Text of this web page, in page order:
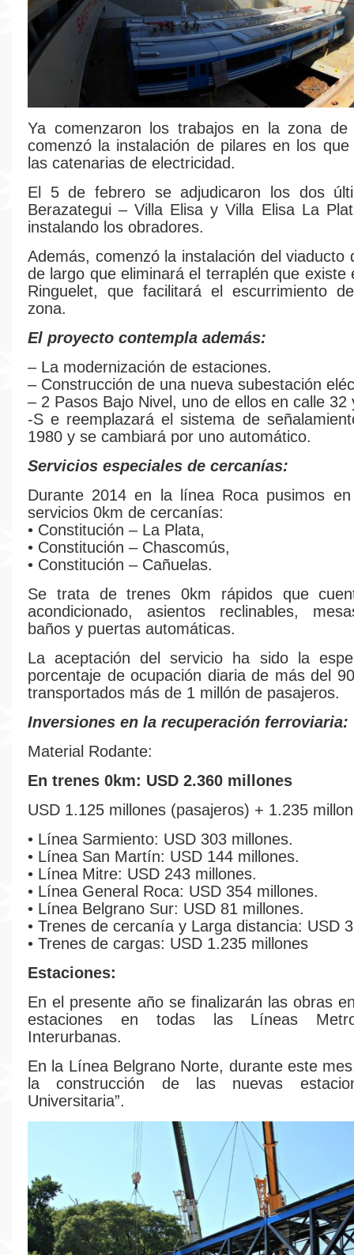
Ya comenzaron los trabajos en la zona de
comenzó la instalación de pilares en los
las catenarias de electricidad.
El 5 de febrero se adjudicaron los dos
Berazategui – Villa Elisa y Villa Elisa La
instalando los obradores.
Además, comenzó la instalación del viaducto
de largo que eliminará el terraplén que existe
Ringuelet, que facilitará el escurrimiento
zona.
El proyecto contempla además:
– La modernización de estaciones.
– Construcción de una nueva subestación
– 2 Pasos Bajo Nivel, uno de ellos en calle 32
-S e reemplazará el sistema de
1980 y se cambiará por uno automático.
Servicios especiales de cercanías:
Durante 2014 en la línea Roca pusimos
servicios 0km de cercanías:
• Constitución – La Plata,
• Constitución – Chascomús,
• Constitución – Cañuelas.
Se trata de trenes 0km rápidos que
acondicionado, asientos reclinables,
baños y puertas automáticas.
La aceptación del servicio ha sido la
porcentaje de ocupación diaria de más del
transportados más de 1 millón de pasajeros.
Inversiones en la recuperación ferroviaria:
Material Rodante:
En trenes 0km: USD 2.360 millones
USD 1.125 millones (pasajeros) + 1.235
• Línea Sarmiento: USD 303 millones.
• Línea San Martín: USD 144 millones.
• Línea Mitre: USD 243 millones.
• Línea General Roca: USD 354 millones.
• Línea Belgrano Sur: USD 81 millones.
• Trenes de cercanía y Larga distancia: USD
• Trenes de cargas: USD 1.235 millones
Estaciones:
En el presente año se finalizarán las obras
estaciones en todas las Líneas
Interurbanas.
En la Línea Belgrano Norte, durante este
la construcción de las nuevas
Universitaria”.